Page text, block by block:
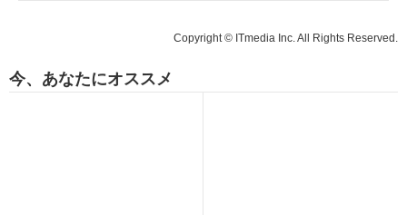
Copyright © ITmedia Inc. All Rights Reserved.
今、あなたにオススメ